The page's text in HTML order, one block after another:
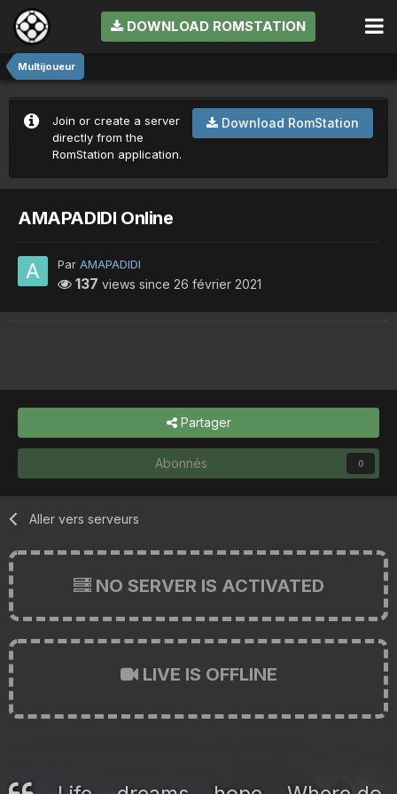
DOWNLOAD ROMSTATION
Multijoueur
Download RomStation
Join or create a server
directly from the
RomStation application.
AMAPADIDI Online
Par AMAPADIDI
137 views since 26 février 2021
Partager
Abonnés 0
Aller vers serveurs
NO SERVER IS ACTIVATED
LIVE IS OFFLINE